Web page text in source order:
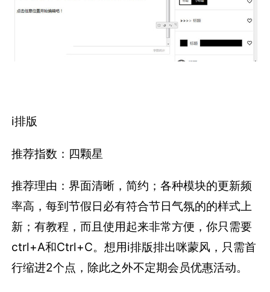
i排版
推荐指数：四颗星
推荐理由：界面清晰，简约；各种模块的更新频
率高，每到节假日必有符合节日气氛的的样式上
新；有教程，而且使用起来非常方便，你只需要
ctrl+A和Ctrl+C。想用i排版排出咪蒙风，只需首
行缩进2个点，除此之外不定期会员优惠活动。